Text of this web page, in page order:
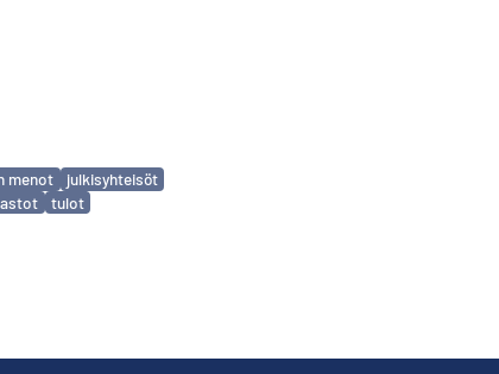
menot
julkisyhteisöt
tulot